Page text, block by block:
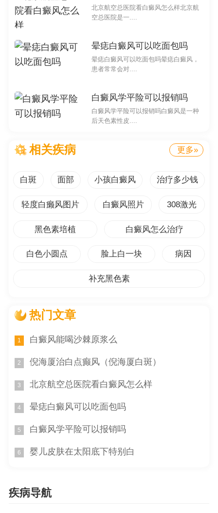
白点癫风是一种是免疫相关性的疾病，给患者的生活
和工作带来了很大的困扰。作为医生解答，我希望通过本
粒的问题。
白点癫风胶囊是一种中药制剂，有效治疗白点癫风症
用多少粒。下面本篇文章将从多个角度为大家解答这个问
题。
多样，不同个体的病情也会有所不同。在使用白点癫风胶
生会根据患者的病情和身体状况来给出较合适的用药建
严格审批的合法药品，其用法用量在药品说明书中有详细
按照说明书上的用法用量进行用药。
3. 遵循药品剂量标准：白点癫风胶囊作为一种中药制
用药物时，患者应该遵循药品剂量标准，不要自行增加或
减少用量，以免影响治疗结果或出现药物不良反应。
白点癫风胶囊在一次吃几粒的问题上，较好咨询医生
的建议，并按照药品说明书和剂量标准来用药。患者应合
度疲劳和精神压力，保持良好的心态，辅助治疗白点癫
工作和生活，注意避免长时间暴露在阳光下，避免疲劳过
2. 增强免疫力
北京航空总医院看白癜风怎么样北京航
空总医院是一....
晕痣白癜风可以吃面包吗
晕痣白癜风可以吃面包吗晕痣白癜风，
患者常常会对....
白癜风学平险可以报销吗
白癜风学平险可以报销吗白癜风是一种
后天色素性皮....
相关疾病 更多»
白斑 面部 小孩白癜风 治疗多少钱
轻度白癞风图片 白癜风照片 308激光
黑色素培植 白癜风怎么治疗
白色小圆点 脸上白一块 病因
补充黑色素
热门文章
1 白癜风能喝沙棘原浆么
2 倪海厦治白点癫风（倪海厦白斑）
3 北京航空总医院看白癜风怎么样
4 晕痣白癜风可以吃面包吗
5 白癜风学平险可以报销吗
6 婴儿皮肤在太阳底下特别白
疾病导航